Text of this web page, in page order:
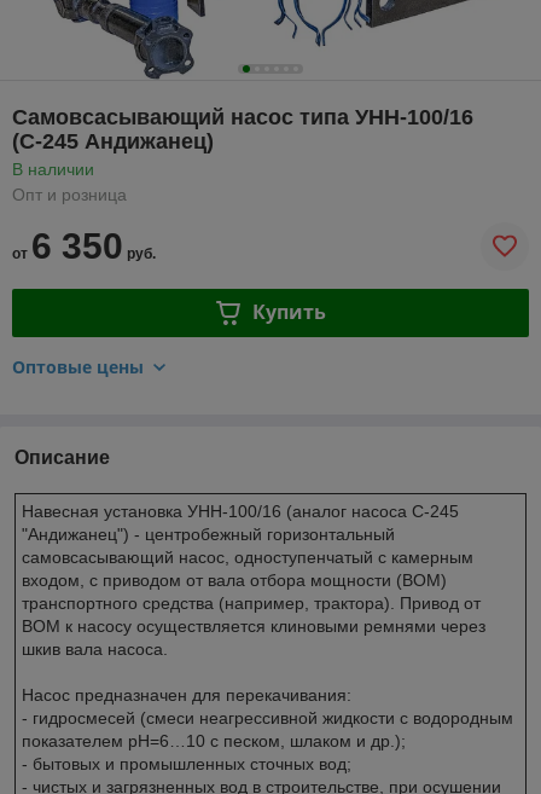
Самовсасывающий насос типа УНН-100/16
(С-245 Андижанец)
В наличии
Опт и розница
от 6 350 руб.
Купить
Оптовые цены
Описание
Навесная установка УНН-100/16 (аналог насоса С-245
"Андижанец") - центробежный горизонтальный
самовсасывающий насос, одноступенчатый с камерным
входом, с приводом от вала отбора мощности (ВОМ)
транспортного средства (например, трактора). Привод от
ВОМ к насосу осуществляется клиновыми ремнями через
шкив вала насоса.
Насос предназначен для перекачивания:
- гидросмесей (смеси неагрессивной жидкости с водородным
показателем рН=6…10 с песком, шлаком и др.);
- бытовых и промышленных сточных вод;
- чистых и загрязненных вод в строительстве, при осушении